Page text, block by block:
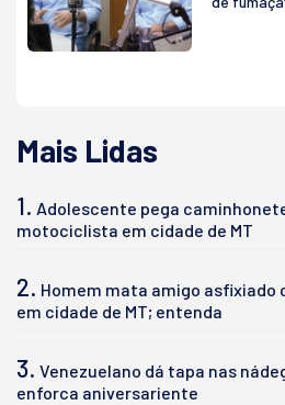
Mais Lidas
1. Adolescente pega
motociclista em cidade de MT
2. Homem mata amigo
em cidade de MT; entenda
3. Venezuelano dá tapa nas
enforca aniversariente